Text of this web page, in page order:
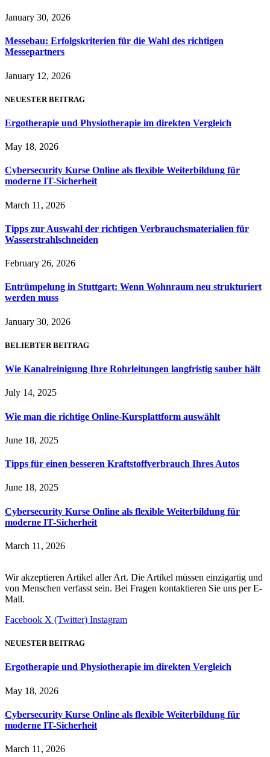
January 30, 2026
Messebau: Erfolgskriterien für die Wahl des richtigen
Messepartners
January 12, 2026
NEUESTER BEITRAG
Ergotherapie und Physiotherapie im direkten Vergleich
May 18, 2026
Cybersecurity Kurse Online als flexible Weiterbildung für
moderne IT-Sicherheit
March 11, 2026
Tipps zur Auswahl der richtigen Verbrauchsmaterialien für
Wasserstrahlschneiden
February 26, 2026
Entrümpelung in Stuttgart: Wenn Wohnraum neu strukturiert
werden muss
January 30, 2026
BELIEBTER BEITRAG
Wie Kanalreinigung Ihre Rohrleitungen langfristig sauber hält
July 14, 2025
Wie man die richtige Online-Kursplattform auswählt
June 18, 2025
Tipps für einen besseren Kraftstoffverbrauch Ihres Autos
June 18, 2025
Cybersecurity Kurse Online als flexible Weiterbildung für
moderne IT-Sicherheit
March 11, 2026
Wir akzeptieren Artikel aller Art. Die Artikel müssen einzigartig und
von Menschen verfasst sein. Bei Fragen kontaktieren Sie uns per E-
Mail.
Facebook X (Twitter) Instagram
NEUESTER BEITRAG
Ergotherapie und Physiotherapie im direkten Vergleich
May 18, 2026
Cybersecurity Kurse Online als flexible Weiterbildung für
moderne IT-Sicherheit
March 11, 2026